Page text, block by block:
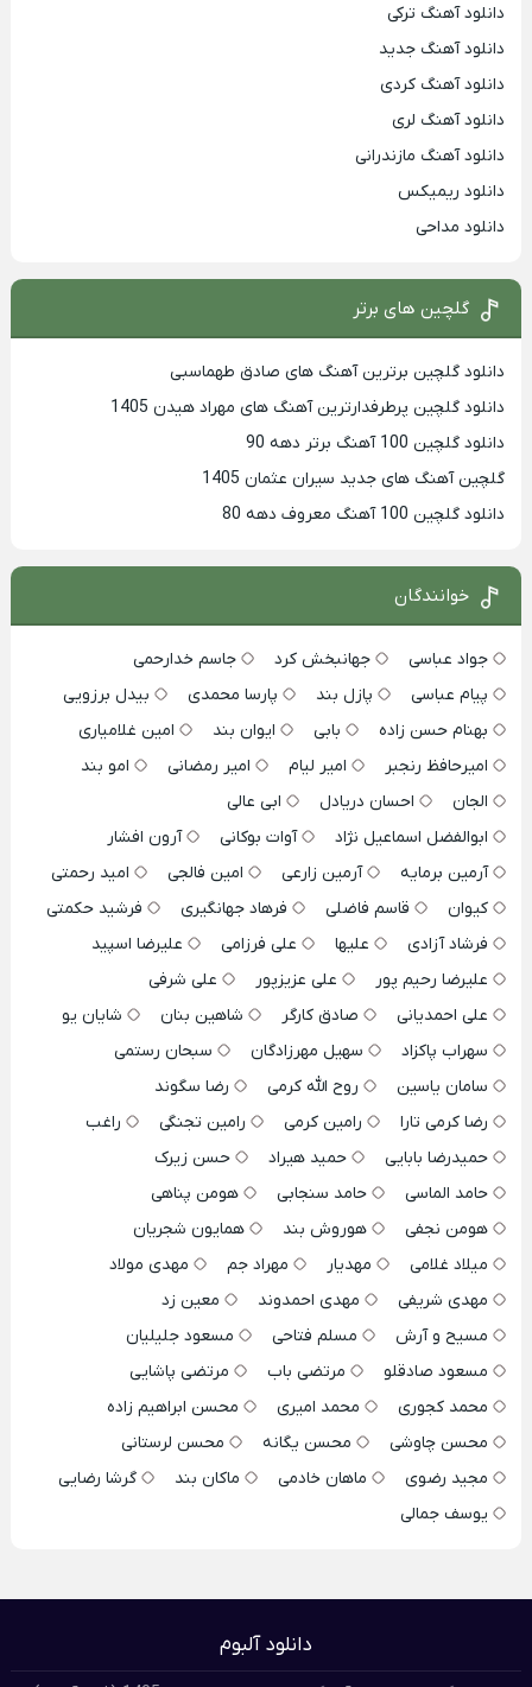
دانلود آهنگ ترکی
دانلود آهنگ جدید
دانلود آهنگ کردی
دانلود آهنگ لری
دانلود آهنگ مازندرانی
دانلود ریمیکس
دانلود مداحی
گلچین های برتر
دانلود گلچین برترین آهنگ های صادق طهماسبی
دانلود گلچین پرطرفدارترین آهنگ های مهراد هیدن 1405
دانلود گلچین 100 آهنگ برتر دهه 90
گلچین آهنگ های جدید سیران عثمان 1405
دانلود گلچین 100 آهنگ معروف دهه 80
خوانندگان
جواد عباسی جهانبخش کرد
جاسم خدارحمی
پیام عباسی
پازل بند پارسا محمدی
بیدل برزویی
بهنام حسن زاده
بابی ایوان بند
امین غلامیاری
امیرحافظ رنجبر
امیر لیام امیر رمضانی
امو بند
الجان
احسان دریادل
ابی عالی
ابوالفضل اسماعیل نژاد
آوات بوکانی
آرون افشار
آرمین برمایه
آرمین زارعی امین فالجی
امید رحمتی
کیوان
قاسم فاضلی فرهاد جهانگیری
فرشید حکمتی
فرشاد آزادی
علیها علی فرزامی
علیرضا اسپید
علیرضا رحیم پور
علی عزیزپور
علی شرفی
علی احمدیانی
صادق کارگر شاهین بنان
شایان یو
سهراب پاکزاد
سهیل مهرزادگان
سبحان رستمی
سامان یاسین
روح الله کرمی
رضا سگوند
رضا کرمی تارا
رامین کرمی رامین تجنگی
راغب
حمیدرضا بابایی
حمید هیراد
حسن زیرک
حامد الماسی
حامد سنجابی
هومن پناهی
هومن نجفی
هوروش بند
همایون شجریان
میلاد غلامی
مهدیار مهراد جم
مهدی مولاد
مهدی شریفی
مهدی احمدوند
معین زد
مسیح و آرش
مسلم فتاحی
مسعود جلیلیان
مسعود صادقلو
مرتضی باب
مرتضی پاشایی
محمد کجوری
محمد امیری
محسن ابراهیم زاده
محسن چاوشی
محسن یگانه
محسن لرستانی
مجید رضوی
ماهان خادمی ماکان بند
گرشا رضایی
یوسف جمالی
دانلود آلبوم